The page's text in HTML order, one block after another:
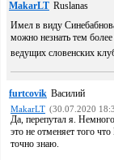
MakarLT Ruslanas
Имел в виду
можно незнать тем
ведущих словенских
furtcovik Василий
MakarLT (30.07.2020
Да, перепутал я.
это не отменяет того
точно знаю.